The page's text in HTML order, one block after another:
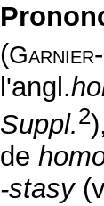
(Garnier-
l'angl.
Suppl.2),
de
-stasy